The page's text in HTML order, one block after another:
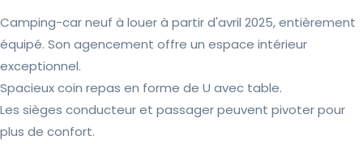
Camping-car neuf à louer à partir d'avril 2025, entièrement
équipé. Son agencement offre un espace intérieur
exceptionnel.
Spacieux coin repas en forme de U avec table.
Les sièges conducteur et passager peuvent pivoter pour
plus de confort.